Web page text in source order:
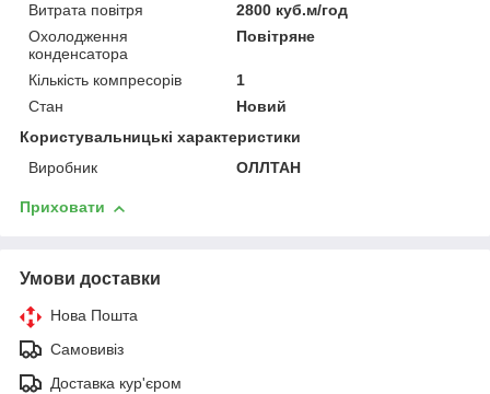
Витрата повітря
2800 куб.м/год
Охолодження
конденсатора
Повітряне
Кількість компресорів
1
Стан
Новий
Користувальницькі характеристики
Виробник
ОЛЛТАН
Приховати
Умови доставки
Нова Пошта
Самовивіз
Доставка кур'єром